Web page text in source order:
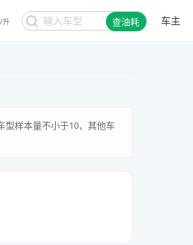
升 查油耗 车主
型样本量不小于10，其他车